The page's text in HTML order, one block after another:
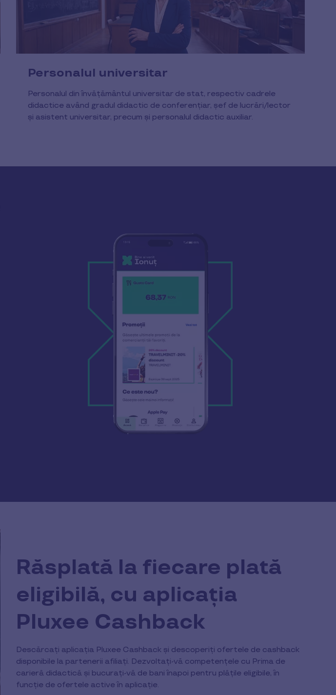
Personalul universitar
Personalul din învățământul universitar de stat, respectiv cadrele
didactice având gradul didactic de conferenţiar, şef de lucrări/lector
şi asistent universitar, precum şi personalul didactic auxiliar.
Răsplată la fiecare plată
eligibilă, cu aplicația
Pluxee Cashback
Descărcați aplicația Pluxee Cashback și descoperiți ofertele de cashback
disponibile la partenerii afiliați. Dezvoltați-vă competențele cu Prima de
carieră didactică și bucurați-vă de bani înapoi pentru plățile eligibile, în
funcție de ofertele active în aplicație.